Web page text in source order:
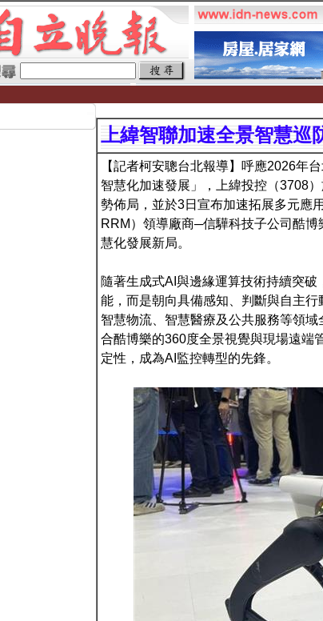
上緯智聯加速全景智慧巡
【記者柯安聰台北報導】呼應2026年
智慧化加速發展」，上緯投控（3708
勢佈局，並於3日宣布加速拓展多元應
RRM）領導廠商─信驊科技子公司酷
慧化發展新局。
隨著生成式AI與邊緣運算技術持續突
能，而是朝向具備感知、判斷與自主行
智慧物流、智慧醫療及公共服務等領
合酷博樂的360度全景視覺與現場遠端
定性，成為AI監控轉型的先鋒。